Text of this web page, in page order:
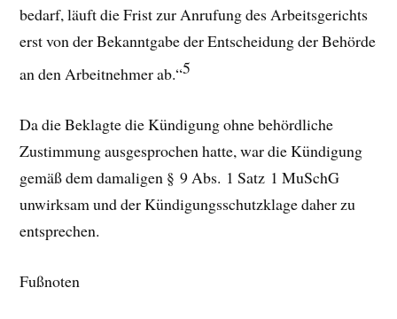
bedarf, läuft die Frist zur Anrufung des Arbeitsgerichts
erst von der Bekanntgabe der Entscheidung der Behörde
an den Arbeitnehmer ab.“5
Da die Beklagte die Kündigung ohne behördliche
Zustimmung ausgesprochen hatte, war die Kündigung
gemäß dem damaligen § 9 Abs. 1 Satz 1 MuSchG
unwirksam und der Kündigungsschutzklage daher zu
entsprechen.
Fußnoten